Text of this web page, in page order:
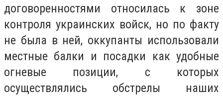
договоренностями относилась к зоне
контроля украинских войск, но по факту
не была в ней, оккупанты использовали
местные балки и посадки как удобные
огневые позиции, с которых
осуществлялись обстрелы наших